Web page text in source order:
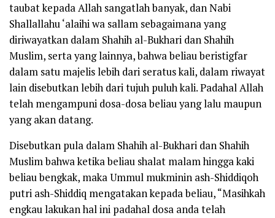
taubat kepada Allah sangatlah banyak, dan Nabi
Shallallahu ‘alaihi wa sallam sebagaimana yang
diriwayatkan dalam Shahih al-Bukhari dan Shahih
Muslim, serta yang lainnya, bahwa beliau beristigfar
dalam satu majelis lebih dari seratus kali, dalam riwayat
lain disebutkan lebih dari tujuh puluh kali. Padahal Allah
telah mengampuni dosa-dosa beliau yang lalu maupun
yang akan datang.
Disebutkan pula dalam Shahih al-Bukhari dan Shahih
Muslimbahwa ketika beliau shalat malam hingga kaki
beliau bengkak, maka Ummul mukminin ash-Shiddiqoh
putri ash-Shiddiq mengatakan kepada beliau, “Masihkah
engkau lakukan hal ini padahal dosa anda telah